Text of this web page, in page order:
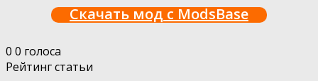
Скачать мод с ModsBase
0 0 голоса
Рейтинг статьи